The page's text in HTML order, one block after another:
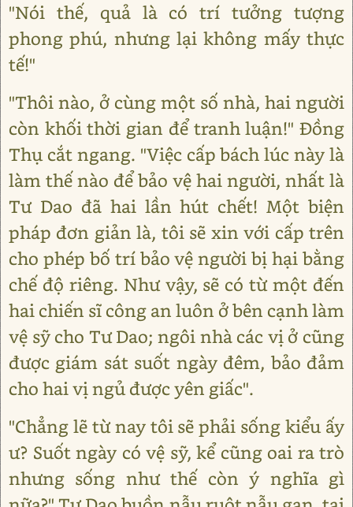
"Nói thế, quả là có trí tưởng tượng
phong phú, nhưng lại không mấy thực
tế!"
"Thôi nào, ở cùng một số nhà, hai người
còn khối thời gian để tranh luận!" Đồng
Thụ cắt ngang. "Việc cấp bách lúc này là
làm thế nào để bảo vệ hai người, nhất là
Tư Dao đã hai lần hút chết! Một biện
pháp đơn giản là, tôi sẽ xin với cấp trên
cho phép bố trí bảo vệ người bị hại bằng
chế độ riêng. Như vậy, sẽ có từ một đến
hai chiến sĩ công an luôn ở bên cạnh làm
vệ sỹ cho Tư Dao; ngôi nhà các vị ở cũng
được giám sát suốt ngày đêm, bảo đảm
cho hai vị ngủ được yên giấc".
"Chẳng lẽ từ nay tôi sẽ phải sống kiểu ấy
ư? Suốt ngày có vệ sỹ, kể cũng oai ra trò
nhưng sống như thế còn ý nghĩa gì